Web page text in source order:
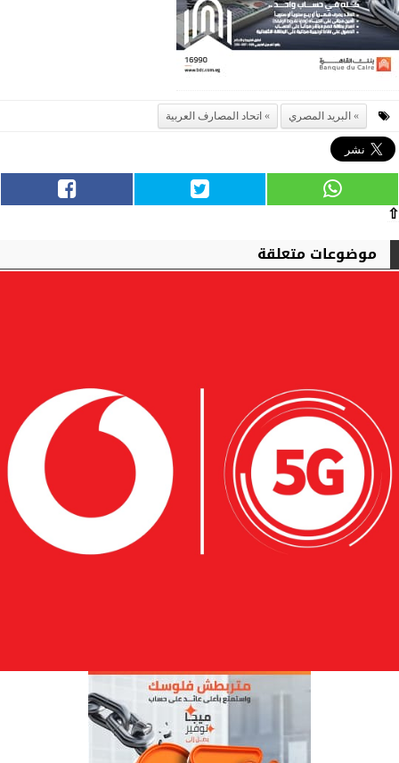
البريد المصري اتحاد المصارف العربية
⇧
موضوعات متعلقة